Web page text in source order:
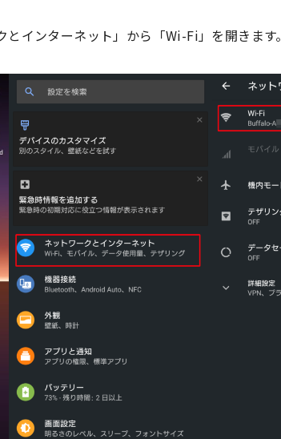
インターネット」から「Wi-Fi」を開きます。